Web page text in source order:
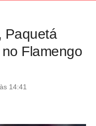
Paquetá
Flamengo
14:41